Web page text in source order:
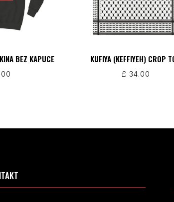
BEZ KAPUCE KUFIYA (KEFFIYEH) CROP
£ 34.00